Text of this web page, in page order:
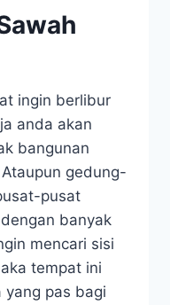
ingin berlibur
anda akan
bangunan
gedung-
pusat
banyak
mencari sisi
tempat ini
yang pas bagi